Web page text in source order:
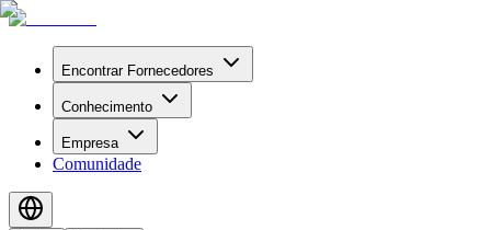
Encontrar Fornecedores
Conhecimento
Empresa
Comunidade